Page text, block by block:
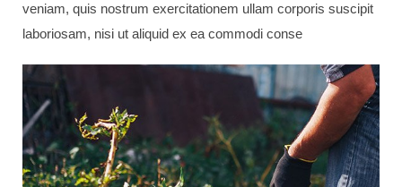
veniam, quis nostrum exercitationem ullam corporis suscipit
laboriosam, nisi ut aliquid ex ea commodi conse